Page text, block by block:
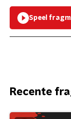
Speel
Recente